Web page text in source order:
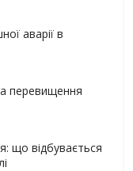
аварії в
перевищення
що відбувається